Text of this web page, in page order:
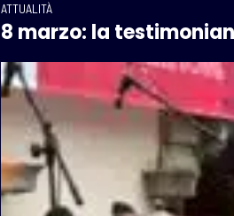
ATTUALITÀ
8 marzo: la